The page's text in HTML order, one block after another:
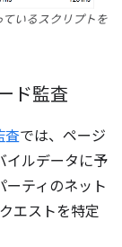
いるスクリプトを
ド監査
査では、ページ
イルデータに予
ーティのネット
エストを特定